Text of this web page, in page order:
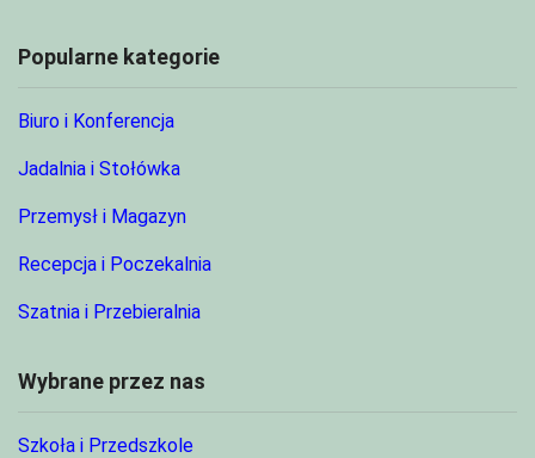
Popularne kategorie
Biuro i Konferencja
Jadalnia i Stołówka
Przemysł i Magazyn
Recepcja i Poczekalnia
Szatnia i Przebieralnia
Wybrane przez nas
Szkoła i Przedszkole